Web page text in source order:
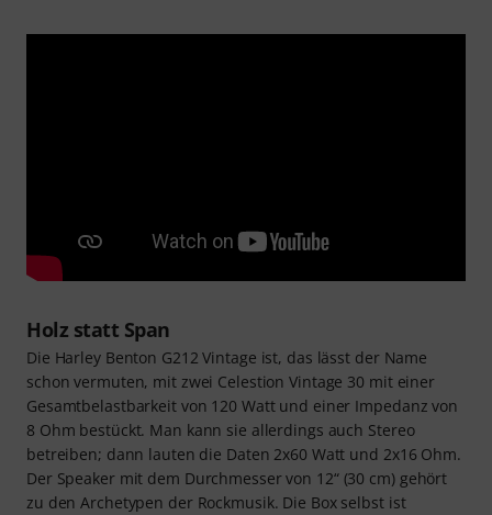
Holz statt Span
Die Harley Benton G212 Vintage ist, das lässt der Name
schon vermuten, mit zwei Celestion Vintage 30 mit einer
Gesamtbelastbarkeit von 120 Watt und einer Impedanz von
8 Ohm bestückt. Man kann sie allerdings auch Stereo
betreiben; dann lauten die Daten 2x60 Watt und 2x16 Ohm.
Der Speaker mit dem Durchmesser von 12“ (30 cm) gehört
zu den Archetypen der Rockmusik. Die Box selbst ist